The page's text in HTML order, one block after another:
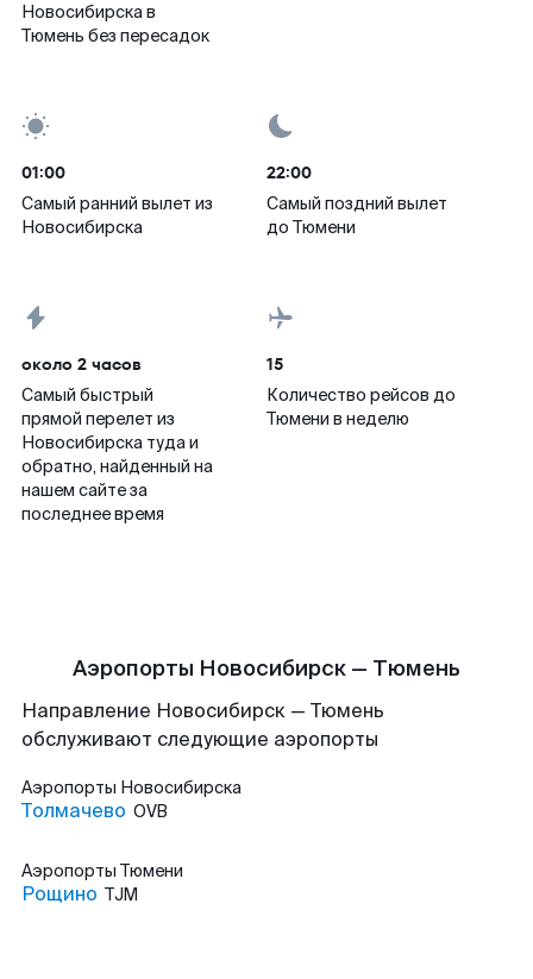
Новосибирска в
Тюмень без пересадок
01:00
Самый ранний вылет из
Новосибирска
22:00
Самый поздний вылет
до Тюмени
около 2 часов
Самый быстрый
прямой перелет из
Новосибирска туда и
обратно, найденный на
нашем сайте за
последнее время
15
Количество рейсов до
Тюмени в неделю
Аэропорты Новосибирск — Тюмень
Направление Новосибирск — Тюмень
обслуживают следующие аэропорты
Аэропорты Новосибирска
Толмачево OVB
Аэропорты Тюмени
Рощино TJM